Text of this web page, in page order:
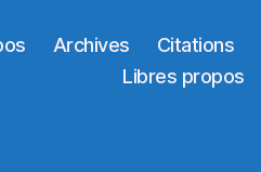
Archives Citations
Libres propos